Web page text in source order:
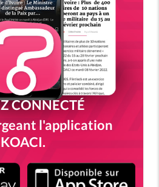
CONNECTÉ
l'application
KOACI.